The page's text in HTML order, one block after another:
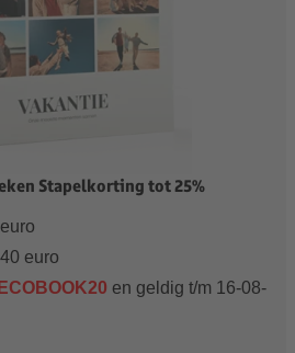
Stapelkorting tot 25%
euro
en geldig t/m 16-08-